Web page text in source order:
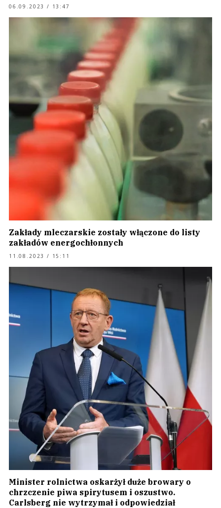
06.09.2023 / 13:47
Zakłady mleczarskie zostały włączone do listy
zakładów energochłonnych
11.08.2023 / 15:11
Minister rolnictwa oskarżył duże browary o
chrzczenie piwa spirytusem i oszustwo.
Carlsberg nie wytrzymał i odpowiedział